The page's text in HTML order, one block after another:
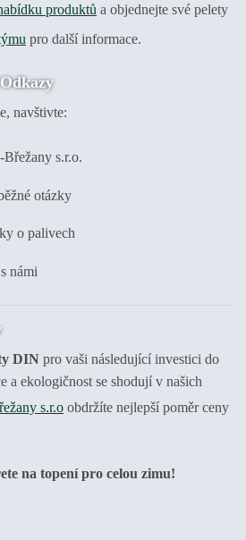
produktů a objednejte své pelety
pro další informace.
navštivte:
s.r.o.
otázky
o palivech
námi
DIN pro vaši následující investici do
a ekologičnost se shodují v našich
s.r.o obdržíte nejlepší poměr ceny
na topení pro celou zimu!